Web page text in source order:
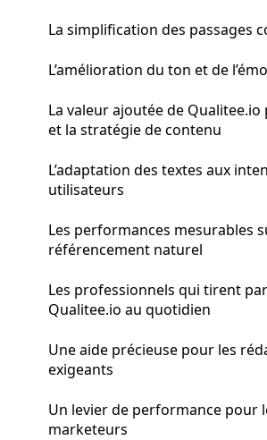
La simplification des passages
L’amélioration du ton et de
La valeur ajoutée de Qualitee.io
et la stratégie de contenu
L’adaptation des textes aux
utilisateurs
Les performances mesurables
référencement naturel
Les professionnels qui tirent
Qualitee.io au quotidien
Une aide précieuse pour les
exigeants
Un levier de performance pour
marketeurs